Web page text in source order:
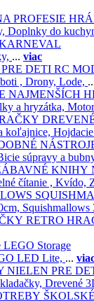
Doplnky do
... viac
RC
, Drony, Lode,
a hryzátka,
koľajnice,
súpravy a
čítanie , Kvído,
Squishmallows
RETRO
LEGO Storage
LED Lite, ...
Drevené